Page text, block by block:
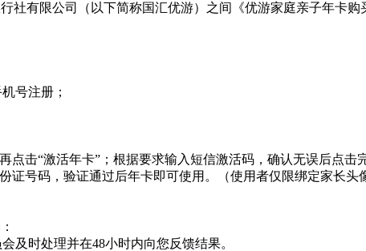
社有限公司（以下简称国汇优游）之间《优游家庭亲子年卡
号注册；
击“激活年卡”；根据要求输入短信激活码，确认无误后点击
证号码，验证通过后年卡即可使用。（使用者仅限绑定家长
及时处理并在48小时内向您反馈结果。